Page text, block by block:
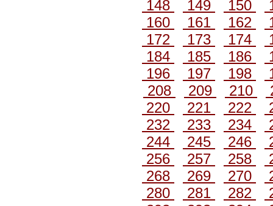
148
149 150
160
161 162
172
173 174
184
185 186
196
197 198
208
209 210
220
221 222
232
233 234
244
245 246
256
257 258
268
269 270
280
281 282